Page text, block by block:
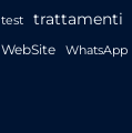
test trattamenti
WebSite WhatsApp